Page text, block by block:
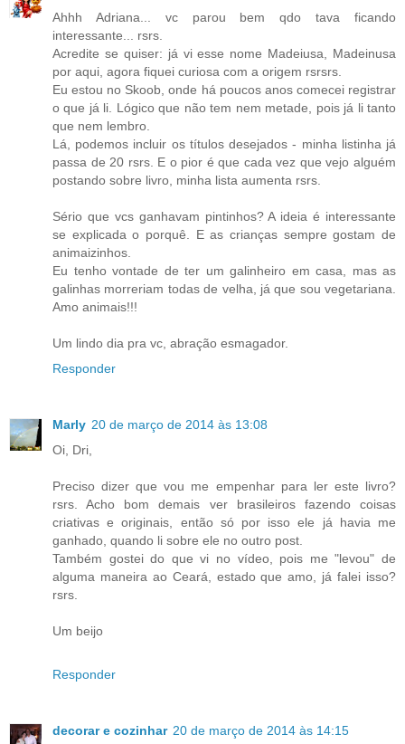
Ahhh Adriana... vc parou bem qdo tava ficando
interessante... rsrs.
Acredite se quiser: já vi esse nome Madeiusa, Madeinusa
por aqui, agora fiquei curiosa com a origem rsrsrs.
Eu estou no Skoob, onde há poucos anos comecei registrar
o que já li. Lógico que não tem nem metade, pois já li tanto
que nem lembro.
Lá, podemos incluir os títulos desejados - minha listinha já
passa de 20 rsrs. E o pior é que cada vez que vejo alguém
postando sobre livro, minha lista aumenta rsrs.
Sério que vcs ganhavam pintinhos? A ideia é interessante
se explicada o porquê. E as crianças sempre gostam de
animaizinhos.
Eu tenho vontade de ter um galinheiro em casa, mas as
galinhas morreriam todas de velha, já que sou vegetariana.
Amo animais!!!
Um lindo dia pra vc, abração esmagador.
Responder
Marly 20 de março de 2014 às 13:08
Oi, Dri,
Preciso dizer que vou me empenhar para ler este livro?
rsrs. Acho bom demais ver brasileiros fazendo coisas
criativas e originais, então só por isso ele já havia me
ganhado, quando li sobre ele no outro post.
Também gostei do que vi no vídeo, pois me "levou" de
alguma maneira ao Ceará, estado que amo, já falei isso?
rsrs.
Um beijo
Responder
decorar e cozinhar 20 de março de 2014 às 14:15